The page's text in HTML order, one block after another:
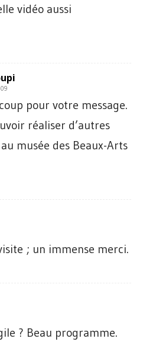
vidéo aussi
pour votre message.
réaliser d’autres
musée des Beaux-Arts
; un immense merci.
? Beau programme.